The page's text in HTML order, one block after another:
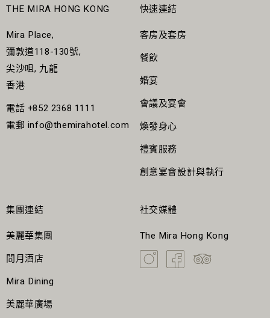
THE MIRA HONG KONG
Mira Place,
彌敦道118-130號,
尖沙咀, 九龍
香港
電話 +852 2368 1111
電郵 info@themirahotel.com
集團連結
美麗華集團
問月酒店
Mira Dining
美麗華廣場
快速連結
客房及套房
餐飲
婚宴
會議及宴會
煥發身心
禮賓服務
創意宴會設計與執行
社交媒體
The Mira Hong Kong